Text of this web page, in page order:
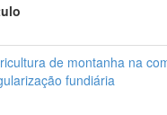
de montanha na
fundiária